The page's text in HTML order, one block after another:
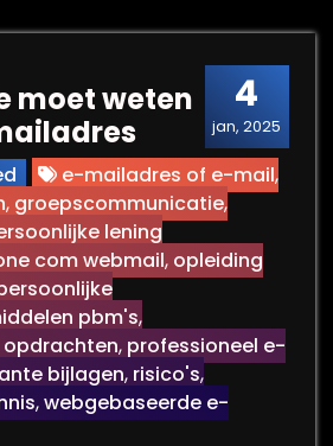
4
jan, 2025
moet weten
e-mailadres of e-mail,
, groepscommunicatie,
lening
com webmail, opleiding
pbm's,
, professioneel e-
bijlagen, risico's,
,webgebaseerde e-